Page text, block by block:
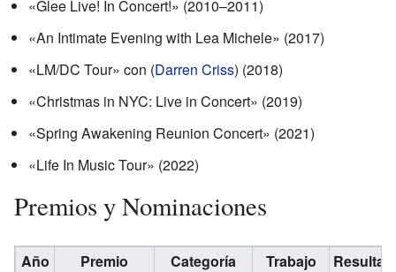
«Glee Live! In Concert!» (2010–2011)
«An Intimate Evening with Lea Michele» (2017)
«LM/DC Tour» con (Darren Criss) (2018)
«Christmas in NYC: Live in Concert» (2019)
«Spring Awakening Reunion Concert» (2021)
«Life In Music Tour» (2022)
Premios y Nominaciones
Año Premio Categoría Trabajo